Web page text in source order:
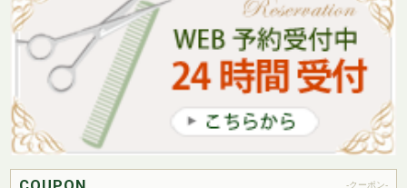
-クーポン-